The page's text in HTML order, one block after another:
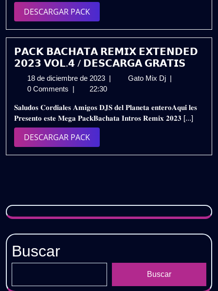
Gratis
DESCARGAR PACKDESCARGAR
PACK
𝗣𝗔𝗖𝗞 𝗕𝗔𝗖𝗛𝗔𝗧𝗔 𝗥𝗘𝗠𝗜𝗫 𝗘𝗫𝗧𝗘𝗡𝗗𝗘𝗗
𝟮𝟬𝟮𝟯 𝗩𝗢𝗟.𝟰 / 𝗗𝗘𝗦𝗖𝗔𝗥𝗚𝗔 𝗚𝗥𝗔𝗧𝗜𝗦
18 de diciembre de 2023 18
de
de
2023
Gato Mix Dj 𝗣𝗔𝗖𝗞
𝗘𝗫𝗧𝗘𝗡𝗗𝗘𝗗
𝟮𝟬𝟮𝟯
𝗗𝗘𝗦𝗖𝗔𝗥𝗚𝗔
0 Comments
22:30
𝐒𝐚𝐥𝐮𝐝𝐨𝐬 𝐂𝐨𝐫𝐝𝐢𝐚𝐥𝐞𝐬 𝐀𝐦𝐢𝐠𝐨𝐬 𝐃𝐉𝐒 𝐝𝐞𝐥 𝐏𝐥𝐚𝐧𝐞𝐭𝐚 𝐞𝐧𝐭𝐞𝐫𝐨𝐀𝐪𝐮𝐢́ 𝐥𝐞𝐬
𝐏𝐫𝐞𝐬𝐞𝐧𝐭𝐨 𝐞𝐬𝐭𝐞 𝐌𝐞𝐠𝐚 𝐏𝐚𝐜𝐤𝐁𝐚𝐜𝐡𝐚𝐭𝐚 𝐈𝐧𝐭𝐫𝐨𝐬 𝐑𝐞𝐦𝐢𝐱 𝟐𝟎𝟐𝟑 [...]
DESCARGAR PACKDESCARGAR
PACK
Buscar
Buscar